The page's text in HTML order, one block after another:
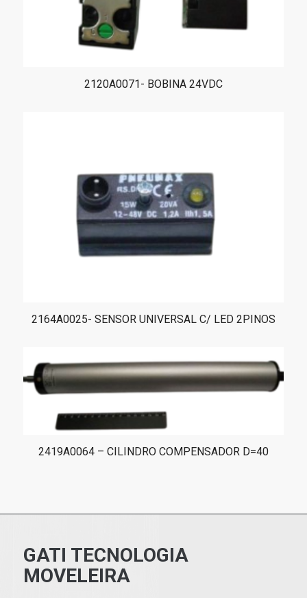
2120A0071- BOBINA 24VDC
2164A0025- SENSOR UNIVERSAL C/ LED 2PINOS
2419A0064 – CILINDRO COMPENSADOR D=40
GATI TECNOLOGIA
MOVELEIRA